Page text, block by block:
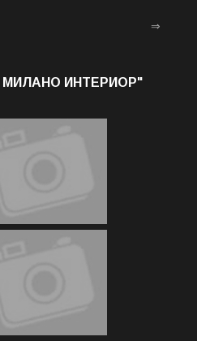
⇒
МИЛАНО ИНТЕРИОР"